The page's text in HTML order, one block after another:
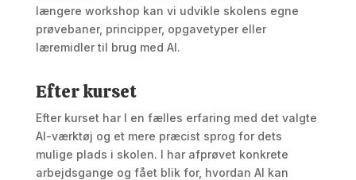
længere workshop kan vi udvikle skolens egne
prøvebaner, principper, opgavetyper eller
læremidler til brug med AI.
Efter kurset
Efter kurset har I en fælles erfaring med det valgte
AI-værktøj og et mere præcist sprog for dets
mulige plads i skolen. I har afprøvet konkrete
arbejdsgange og fået blik for, hvordan AI kan